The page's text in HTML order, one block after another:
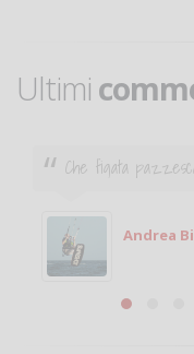
Ultimi
Ciao. Sono a
giocare. Se sei in
Michele
Michele